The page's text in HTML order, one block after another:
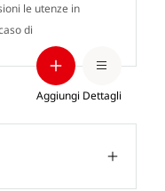
le utenze in
di
Aggiungi Dettagli